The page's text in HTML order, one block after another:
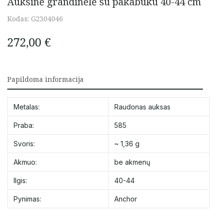
Kodas: G2304046
272,00 €
Papildoma informacija
Metalas: Raudonas auksas
Praba: 585
Svoris: ~ 1,36 g
Akmuo: be akmenų
Ilgis: 40-44
Pynimas: Anchor